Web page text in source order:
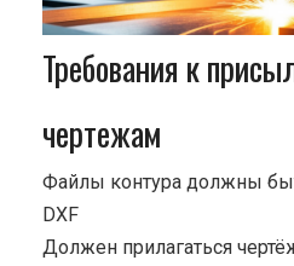
Требования к
чертежам
Файлы контура должны
DXF
Должен прилагаться